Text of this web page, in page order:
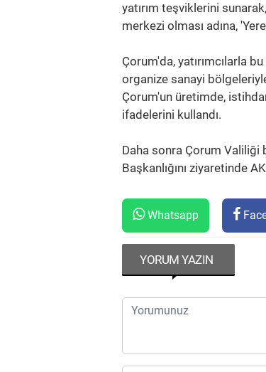
yatırım teşviklerini
merkezi olması adına,
Çorum'da, yatırımcılarla
organize sanayi
Çorum'un üretimde,
ifadelerini kullandı.
Daha sonra Çorum Valiliği
Başkanlığını ziyaretinde
Whatsapp
YORUM YAZIN